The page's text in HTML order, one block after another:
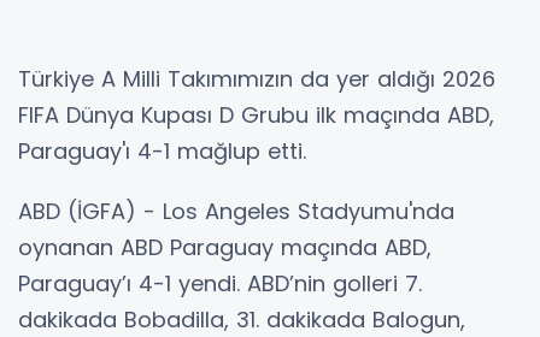
Türkiye A Milli Takımımızın da yer aldığı 2026
FIFA Dünya Kupası D Grubu ilk maçında ABD,
Paraguay'ı 4-1 mağlup etti.
ABD (İGFA) - Los Angeles Stadyumu'nda
oynanan ABD Paraguay maçında ABD,
Paraguay’ı 4-1 yendi. ABD’nin golleri 7.
dakikada Bobadilla, 31. dakikada Balogun,